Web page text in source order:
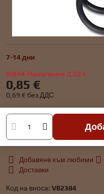
7-14 дни
0,87 € Намаление 0,02 €
0,85 €
0,69 € без ДДС
Добавяне към любими
Доставки
Код на вноса: V82384